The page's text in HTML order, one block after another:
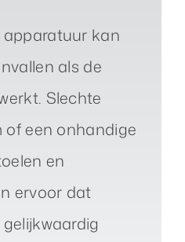
kan
als de
Slechte
een onhandige
en
ervoor dat